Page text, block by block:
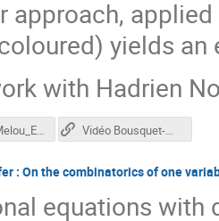
approach,
yields an
with Hadrien
BousquetMelou_Emmanuel60.pdf Vidéo Bousquet-Mélou
: On the combinatorics of one
equations with